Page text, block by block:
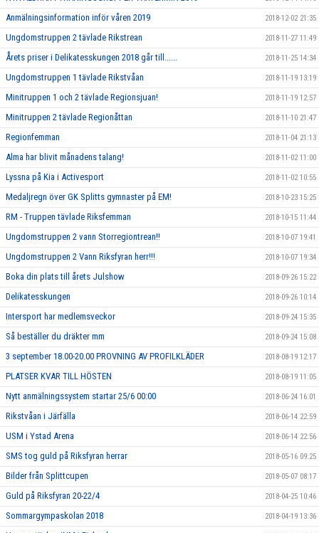
Anmälningsinformation inför våren 2019 2018-12-02 21:35
Ungdomstruppen 2 tävlade Rikstrean 2018-11-27 11:49
Årets priser i Delikatesskungen 2018 går till...... 2018-11-25 14:34
Ungdomstruppen 1 tävlade Rikstvåan 2018-11-19 13:19
Minitruppen 1 och 2 tävlade Regionsjuan! 2018-11-19 12:57
Minitruppen 2 tävlade Regionåttan 2018-11-10 21:47
Regionfemman 2018-11-04 21:13
Alma har blivit månadens talang! 2018-11-02 11:00
Lyssna på Kia i Activesport 2018-11-02 10:55
Medaljregn över GK Splitts gymnaster på EM! 2018-10-23 15:25
RM - Truppen tävlade Riksfemman 2018-10-15 11:44
Ungdomstruppen 2 vann Storregiontrean!! 2018-10-07 19:41
Ungdomstruppen 2 Vann Riksfyran herr!!! 2018-10-07 19:34
Boka din plats till årets Julshow 2018-09-26 15:22
Delikatesskungen 2018-09-26 10:14
Intersport har medlemsveckor 2018-09-24 15:35
Så beställer du dräkter mm 2018-09-24 15:08
3 september 18.00-20.00 PROVNING AV PROFILKLÄDER 2018-08-19 12:17
PLATSER KVAR TILL HÖSTEN 2018-08-19 11:05
Nytt anmälningssystem startar 25/6 00:00 2018-06-24 16:01
Rikstvåan i Järfälla 2018-06-14 22:59
USM i Ystad Arena 2018-06-14 22:56
SMS tog guld på Riksfyran herrar 2018-05-16 09:25
Bilder från Splittcupen 2018-05-07 08:17
Guld på Riksfyran 20-22/4 2018-04-25 10:46
Sommargympaskolan 2018 2018-04-19 13:36